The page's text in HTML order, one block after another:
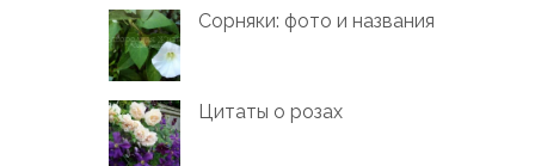
Сорняки: фото и названия
Цитаты о розах